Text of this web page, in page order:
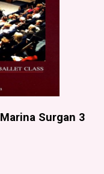
Marina Surgan 3